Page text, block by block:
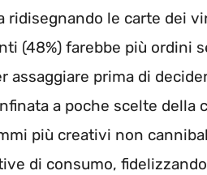
le carte dei
(48%) farebbe più ordini
assaggiare prima di
a poche scelte della
più creativi non
di consumo,